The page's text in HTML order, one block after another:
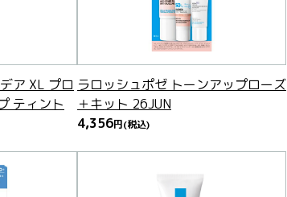
ア XL プロ
ティント
ラロッシュポゼ トーンアップローズ
＋キット 26JUN
4,356円(税込)